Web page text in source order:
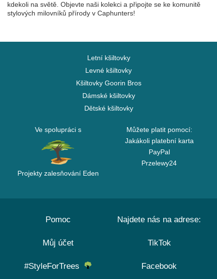
kdekoli na světě. Objevte naši kolekci a připojte se ke komunitě
stylových milovníků přírody v Caphunters!
Letní kšiltovky
Levné kšiltovky
Kšiltovky Goorin Bros
Dámské kšiltovky
Dětské kšiltovky
Ve spolupráci s
Projekty zalesňování Eden
Můžete platit pomocí:
Jakákoli platební karta
PayPal
Przelewy24
Pomoc
Můj účet
#StyleForTrees
Najdete nás na adrese:
TikTok
Facebook